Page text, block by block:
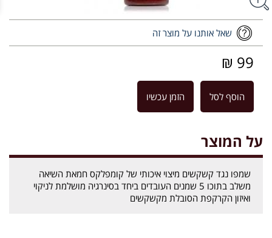
שאל אותנו על מוצר זה
99 ₪
הוסף לסל הזמן עכשיו
על המוצר
שמפו נגד קשקשים מיצוי איכותי של קומפלקס חמאת השיאה
משלב בתוכו 5 שמנים העובדים ביחד בסינרגיה מושלמת לניקוי
ואיזון הקרקפת הסובלת מקשקשים